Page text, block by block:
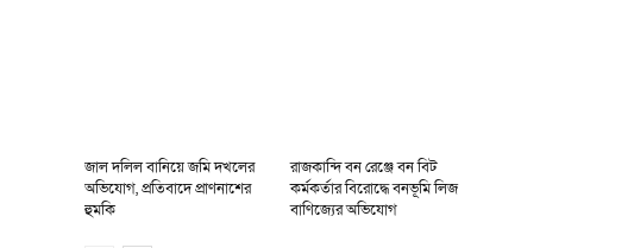
জাল দলিল বানিয়ে জমি দখলের
অভিযোগ, প্রতিবাদে প্রাণনাশের
হুমকি
রাজকান্দি বন রেঞ্জে বন বিট
কর্মকর্তার বিরোদ্ধে বনভূমি লিজ
বাণিজ্যের অভিযোগ